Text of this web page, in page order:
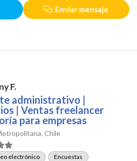
Enviar mensaje
F.
administrativo |
| Ventas freelancer
para empresas
Chile
electrónico
Encuestas